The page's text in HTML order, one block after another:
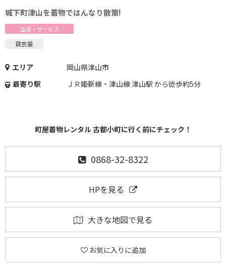
城下町津山を着物ではんなり散策!
生活・サービス
貸衣装
エリア
岡山県津山市
最寄り駅
ＪＲ姫新線・津山線 津山駅 から徒歩約5分
町屋着物レンタル 古都小町に行く前にチェック！
0868-32-8322
HPを見る
大きな地図で見る
お気に入りに追加